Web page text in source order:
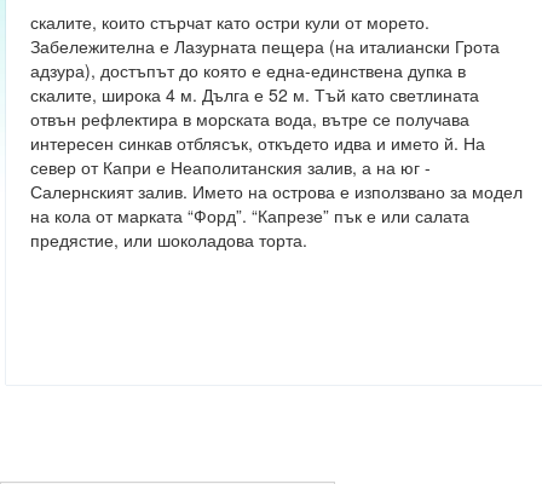
скалите, които стърчат като остри кули от морето.
Забележителна е Лазурната пещера (на италиански Грота
адзура), достъпът до която е една-единствена дупка в
скалите, широка 4 м. Дълга е 52 м. Тъй като светлината
отвън рефлектира в морската вода, вътре се получава
интересен синкав отблясък, откъдето идва и името й. На
север от Капри е Неаполитанския залив, а на юг -
Салернският залив. Името на острова е използвано за модел
на кола от марката “Форд”. “Капрезе” пък е или салата
предястие, или шоколадова торта.